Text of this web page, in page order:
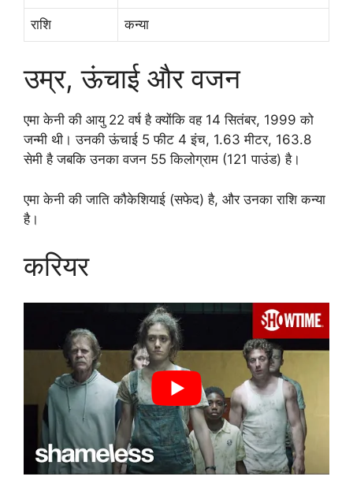
राशि कन्या
उम्र, ऊंचाई और वजन
एमा केनी की आयु 22 वर्ष है क्योंकि वह 14 सितंबर, 1999 को
जन्मी थी। उनकी ऊंचाई 5 फीट 4 इंच, 1.63 मीटर, 163.8
सेमी है जबकि उनका वजन 55 किलोग्राम (121 पाउंड) है।
एमा केनी की जाति कौकेशियाई (सफेद) है, और उनका राशि कन्या
है।
करियर